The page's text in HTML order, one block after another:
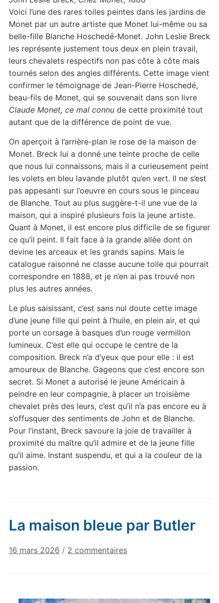
Voici l’une des rares toiles peintes dans les jardins de
Monet par un autre artiste que Monet lui-même ou sa
belle-fille Blanche Hoschedé-Monet. John Leslie Breck
les représente justement tous deux en plein travail,
leurs chevalets respectifs non pas côte à côte mais
tournés selon des angles différents. Cette image vient
confirmer le témoignage de Jean-Pierre Hoschedé,
beau-fils de Monet, qui se souvenait dans son livre
Claude Monet, ce mal connude cette proximité tout
autant que de la différence de point de vue.
On aperçoit à l’arrière-plan le rose de la maison de
Monet. Breck lui a donné une teinte proche de celle
que nous lui connaissons, mais il a curieusement peint
les volets en bleu lavande plutôt qu’en vert. Il ne s’est
pas appesanti sur l’oeuvre en cours sous le pinceau
de Blanche. Tout au plus suggère-t-il une vue de la
maison, qui a inspiré plusieurs fois la jeune artiste.
Quant à Monet, il est encore plus difficile de se figurer
ce qu’il peint. Il fait face à la grande allée dont on
devine les arceaux et les grands sapins. Mais le
catalogue raisonné ne classe aucune toile qui pourrait
correspondre en 1888, et je n’en ai pas trouvé non
plus les autres années.
Le plus saisissant, c’est sans nul doute cette image
d’une jeune fille qui peint à l’huile, en plein air, et qui
porte un corsage à basques d’un rouge vermillon
lumineux. C’est elle qui occupe le centre de la
composition. Breck n’a d’yeux que pour elle : il est
amoureux de Blanche. Gageons que c’est encore son
secret. Si Monet a autorisé le jeune Américain à
peindre en leur compagnie, à placer un troisième
chevalet près des leurs, c’est qu’il n’a pas encore eu à
s’offusquer des sentiments de John et de Blanche.
Pour l’instant, Breck savoure la joie de travailler à
proximité du maître qu’il admire et de la jeune fille
qu’il aime. Instant suspendu, et qui a la couleur de la
passion.
La maison bleue par Butler
16 mars 2026 / 2 commentairessur
par